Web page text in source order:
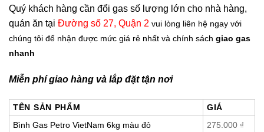
Quý khách hàng cần đổi gas số lượng lớn cho nhà hàng,
quán ăn tại Đường số 27, Quận 2 vui lòng liên hệ ngay với
chúng tôi để nhận được mức giá rẻ nhất và chính sách giao gas
nhanh
Miễn phí giao hàng và lắp đặt tận nơi
TÊN SẢN PHẨM
GIÁ
Bình Gas Petro VietNam 6kg màu đỏ
275.000 ₫